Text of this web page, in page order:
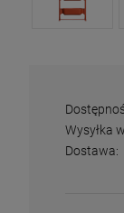
Wysyłka
Dostawa:
Cena nie